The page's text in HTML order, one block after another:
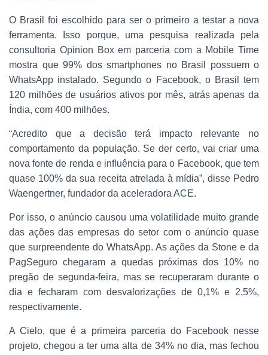
O Brasil foi escolhido para ser o primeiro a testar a nova
ferramenta. Isso porque, uma pesquisa realizada pela
consultoria Opinion Box em parceria com a Mobile Time
mostra que 99% dos smartphones no Brasil possuem o
WhatsApp instalado. Segundo o Facebook, o Brasil tem
120 milhões de usuários ativos por mês, atrás apenas da
Índia, com 400 milhões.
“Acredito que a decisão terá impacto relevante no
comportamento da população. Se der certo, vai criar uma
nova fonte de renda e influência para o Facebook, que tem
quase 100% da sua receita atrelada à mídia”, disse Pedro
Waengertner, fundador da aceleradora ACE.
Por isso, o anúncio causou uma volatilidade muito grande
das ações das empresas do setor com o anúncio quase
que surpreendente do WhatsApp. As ações da Stone e da
PagSeguro chegaram a quedas próximas dos 10% no
pregão de segunda-feira, mas se recuperaram durante o
dia e fecharam com desvalorizações de 0,1% e 2,5%,
respectivamente.
A Cielo, que é a primeira parceria do Facebook nesse
projeto, chegou a ter uma alta de 34% no dia, mas fechou